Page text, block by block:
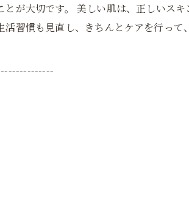
が大切です。 美しい肌は、正しいス
習慣も見直し、きちんとケアを行って